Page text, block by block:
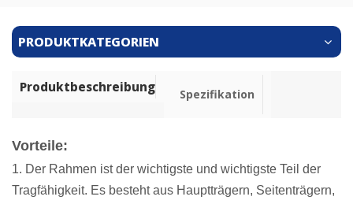
PRODUKTKATEGORIEN
Produktbeschreibung Spezifikation
Vorteile:
1. Der Rahmen ist der wichtigste und wichtigste Teil der
Tragfähigkeit. Es besteht aus Hauptträgern, Seitenträgern,